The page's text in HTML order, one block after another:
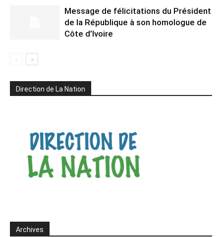
Message de félicitations du Président
de la République à son homologue de
Côte d’Ivoire
Direction de La Nation
Archives